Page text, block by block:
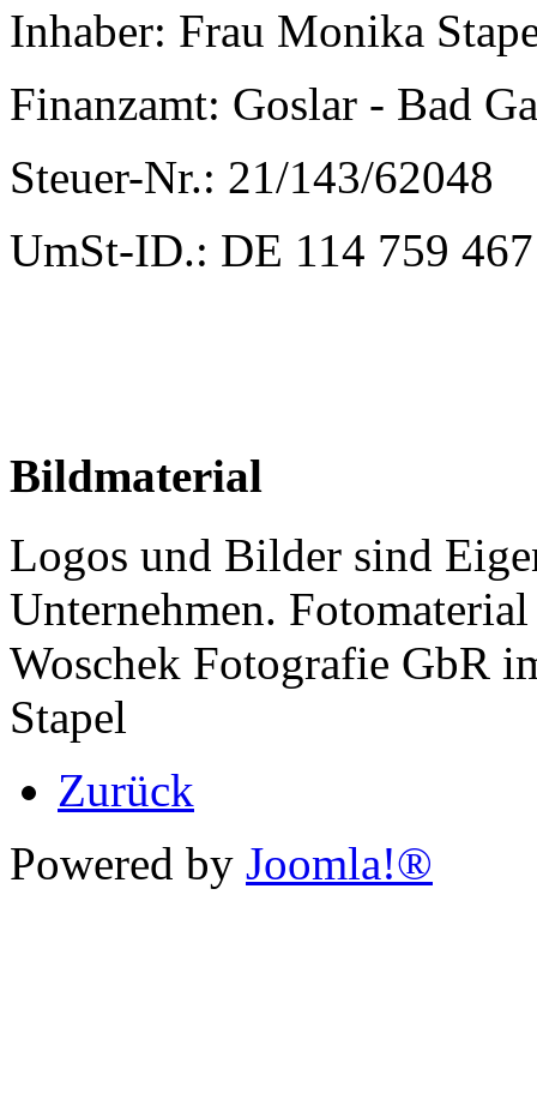
Inhaber: Frau Monika
Finanzamt: Goslar - Bad
Steuer-Nr.: 21/143/62048
UmSt-ID.: DE 114 759 467
Bildmaterial
Logos und Bilder sind
Unternehmen.
Woschek Fotografie GbR
Stapel
Zurück
Powered by Joomla!®